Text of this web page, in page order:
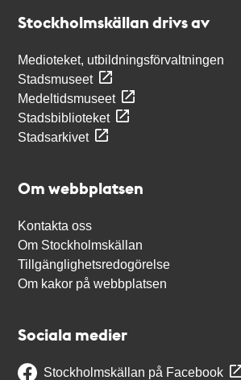
Stockholmskällan drivs av
Medioteket, utbildningsförvaltningen
Stadsmuseet
Medeltidsmuseet
Stadsbiblioteket
Stadsarkivet
Om webbplatsen
Kontakta oss
Om Stockholmskällan
Tillgänglighetsredogörelse
Om kakor på webbplatsen
Sociala medier
Stockholmskällan på Facebook